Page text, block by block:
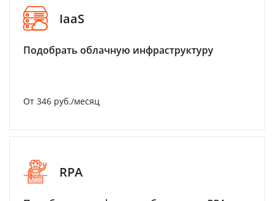
IaaS
Подобрать облачную инфраструктуру
От 346 руб./месяц
RPA